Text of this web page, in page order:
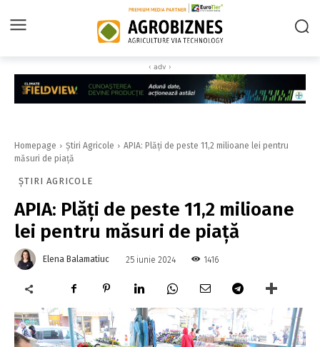
‹ adv ›
Homepage Știri Agricole
APIA: Plăți de peste 11,2 milioane lei pentru
măsuri de piață
ȘTIRI AGRICOLE
APIA: Plăți de peste 11,2 milioane
lei pentru măsuri de piață
Elena Balamatiuc 25 iunie 2024 1416